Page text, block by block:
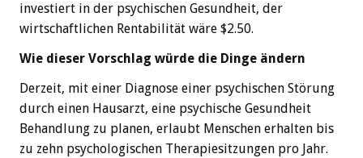
investiert in der psychischen Gesundheit, der
wirtschaftlichen Rentabilität wäre $2.50.
Wie dieser Vorschlag würde die Dinge ändern
Derzeit, mit einer Diagnose einer psychischen Störung
durch einen Hausarzt, eine psychische Gesundheit
Behandlung zu planen, erlaubt Menschen erhalten bis
zu zehn psychologischen Therapiesitzungen pro Jahr.